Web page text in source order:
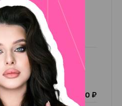
пластины базой
300 ₽